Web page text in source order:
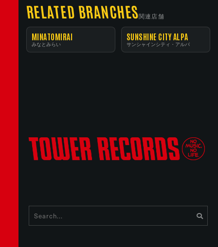
RELATED BRANCHES関連店舗
MINATOMIRAI
みなとみらい
SUNSHINE CITY ALPA
サンシャインシティ・アルパ